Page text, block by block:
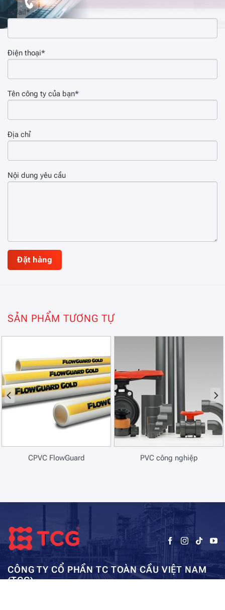
Email*
Điện thoại*
Tên công ty của bạn*
Địa chỉ
Nội dung yêu cầu
SẢN PHẨM TƯƠNG TỰ
CPVC FlowGuard PVC công nghiệp
CÔNG TY CỔ PHẦN TC TOÀN CẦU VIỆT NAM
(TCG)